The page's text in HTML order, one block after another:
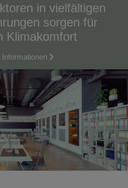
in vielfältigen
sorgen für
Klimakomfort